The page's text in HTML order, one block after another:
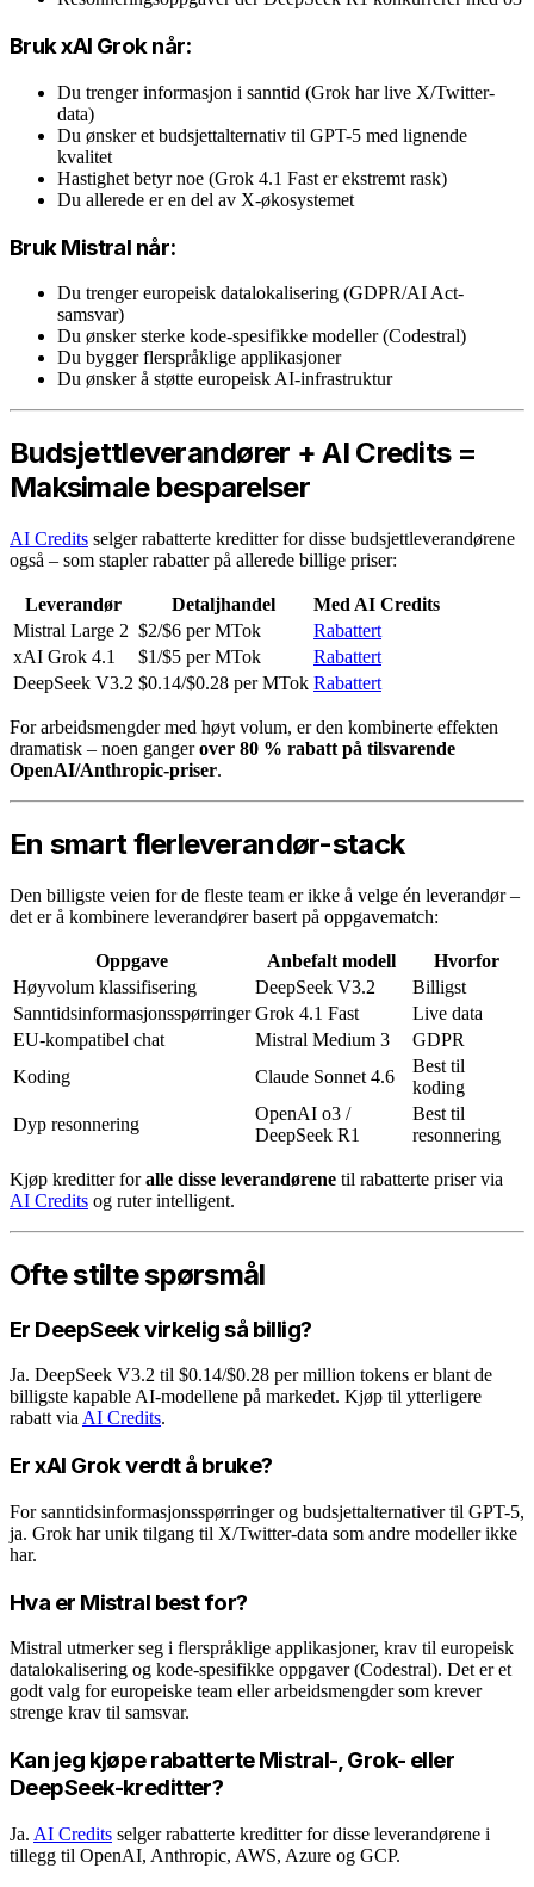
Bruk xAI Grok når:
Du trenger informasjon i sanntid (Grok har live X/Twitter-
data)
Du ønsker et budsjettalternativ til GPT-5 med lignende
kvalitet
Hastighet betyr noe (Grok 4.1 Fast er ekstremt rask)
Du allerede er en del av X-økosystemet
Bruk Mistral når:
Du trenger europeisk datalokalisering (GDPR/AI Act-
samsvar)
Du ønsker sterke kode-spesifikke modeller (Codestral)
Du bygger flerspråklige applikasjoner
Du ønsker å støtte europeisk AI-infrastruktur
Budsjettleverandører + AI Credits =
Maksimale besparelser
AI Credits selger rabatterte kreditter for disse budsjettleverandørene
også – som stapler rabatter på allerede billige priser:
Leverandør Detaljhandel
Med AI Credits
Mistral Large 2 $2/$6 per MTok
Rabattert
xAI Grok 4.1
$1/$5 per MTok
Rabattert
DeepSeek V3.2 $0.14/$0.28 per MTok Rabattert
For arbeidsmengder med høyt volum, er den kombinerte effekten
dramatisk – noen gangerover 80 % rabatt på tilsvarende
OpenAI/Anthropic-priser.
En smart flerleverandør-stack
Den billigste veien for de fleste team er ikke å velge én leverandør –
det er å kombinere leverandører basert på oppgavematch:
Oppgave Anbefalt modell
Hvorfor
Høyvolum klassifisering
DeepSeek V3.2
Billigst
Sanntidsinformasjonsspørringer Grok 4.1 Fast
Live data
EU-kompatibel chat
Mistral Medium 3
GDPR
Koding
Claude Sonnet 4.6
Best til
koding
Dyp resonnering
OpenAI o3 /
DeepSeek R1
Best til
resonnering
Kjøp kreditter foralle disse leverandørene til rabatterte priser via
AI Credits og ruter intelligent.
Ofte stilte spørsmål
Er DeepSeek virkelig så billig?
Ja. DeepSeek V3.2 til $0.14/$0.28 per million tokens er blant de
billigste kapable AI-modellene på markedet. Kjøp til ytterligere
rabatt viaAI Credits.
Er xAI Grok verdt å bruke?
For sanntidsinformasjonsspørringer og budsjettalternativer til GPT-5,
ja. Grok har unik tilgang til X/Twitter-data som andre modeller ikke
har.
Hva er Mistral best for?
Mistral utmerker seg i flerspråklige applikasjoner, krav til europeisk
datalokalisering og kode-spesifikke oppgaver (Codestral). Det er et
godt valg for europeiske team eller arbeidsmengder som krever
strenge krav til samsvar.
Kan jeg kjøpe rabatterte Mistral-, Grok- eller
DeepSeek-kreditter?
Ja. AI Credits selger rabatterte kreditter for disse leverandørene i
tillegg til OpenAI, Anthropic, AWS, Azure og GCP.